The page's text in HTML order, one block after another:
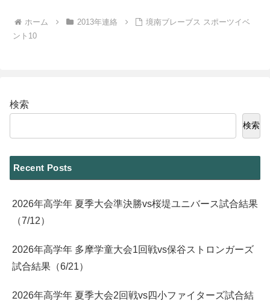
ホーム 2013年連絡
境南ブレーブス スポーツイベ
ント10
検索
検索
Recent Posts
2026年高学年 夏季大会準決勝vs桜堤ユニバース試合結果
（7/12）
2026年高学年 多摩学童大会1回戦vs保谷ストロンガーズ
試合結果（6/21）
2026年高学年 夏季大会2回戦vs四小ファイターズ試合結